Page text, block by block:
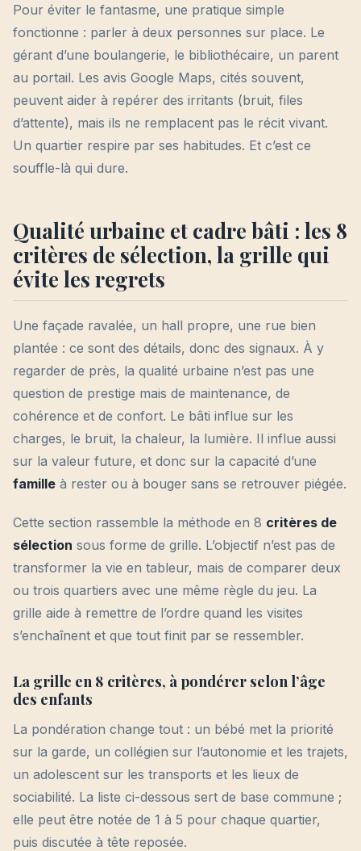
Pour éviter le fantasme, une pratique simple
fonctionne : parler à deux personnes sur place. Le
gérant d’une boulangerie, le bibliothécaire, un parent
au portail. Les avis Google Maps, cités souvent,
peuvent aider à repérer des irritants (bruit, files
d’attente), mais ils ne remplacent pas le récit vivant.
Un quartier respire par ses habitudes. Et c’est ce
souffle-là qui dure.
Qualité urbaine et cadre bâti : les 8
critères de sélection, la grille qui
évite les regrets
Une façade ravalée, un hall propre, une rue bien
plantée : ce sont des détails, donc des signaux. À y
regarder de près, la qualité urbaine n’est pas une
question de prestige mais de maintenance, de
cohérence et de confort. Le bâti influe sur les
charges, le bruit, la chaleur, la lumière. Il influe aussi
sur la valeur future, et donc sur la capacité d’une
famille à rester ou à bouger sans se retrouver piégée.
Cette section rassemble la méthode en 8 critères de
sélection sous forme de grille. L’objectif n’est pas de
transformer la vie en tableur, mais de comparer deux
ou trois quartiers avec une même règle du jeu. La
grille aide à remettre de l’ordre quand les visites
s’enchaînent et que tout finit par se ressembler.
La grille en 8 critères, à pondérer selon l’âge
des enfants
La pondération change tout : un bébé met la priorité
sur la garde, un collégien sur l’autonomie et les trajets,
un adolescent sur les transports et les lieux de
sociabilité. La liste ci-dessous sert de base commune ;
elle peut être notée de 1 à 5 pour chaque quartier,
puis discutée à tête reposée.